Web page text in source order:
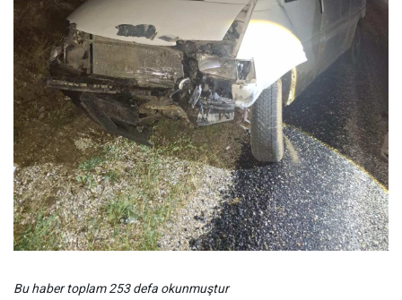
Bu haber toplam 253 defa okunmuştur